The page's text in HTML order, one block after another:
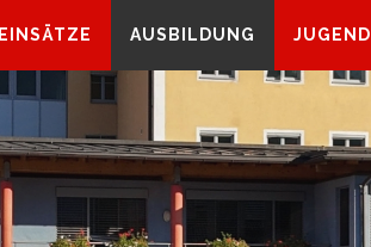
EINSÄTZE AUSBILDUNG JUGEND